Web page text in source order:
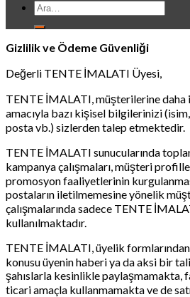
Ara:
Gizlilik ve Ödeme Güvenliği
Değerli TENTE İMALATI Üyesi,
TENTE İMALATI, müşterilerine
amacıyla bazı kişisel bilgilerinizi (isim,
posta vb.) sizlerden talep etmektedir.
TENTE İMALATI sunucularında
kampanya çalışmaları, müşteri
promosyon faaliyetlerinin
postaların iletilmemesine yönelik
çalışmalarında sadece TENTE
kullanılmaktadır.
TENTE İMALATI, üyelik
konusu üyenin haberi ya da aksi bir
şahıslarla kesinlikle paylaşmamakta,
ticari amaçla kullanmamakta ve de